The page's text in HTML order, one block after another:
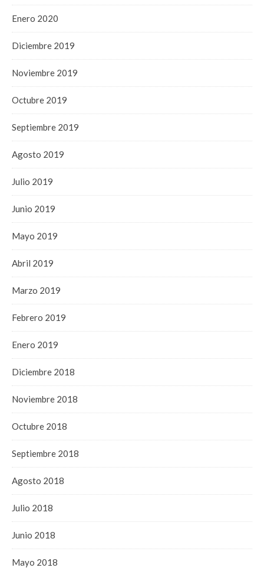
Enero 2020
Diciembre 2019
Noviembre 2019
Octubre 2019
Septiembre 2019
Agosto 2019
Julio 2019
Junio 2019
Mayo 2019
Abril 2019
Marzo 2019
Febrero 2019
Enero 2019
Diciembre 2018
Noviembre 2018
Octubre 2018
Septiembre 2018
Agosto 2018
Julio 2018
Junio 2018
Mayo 2018